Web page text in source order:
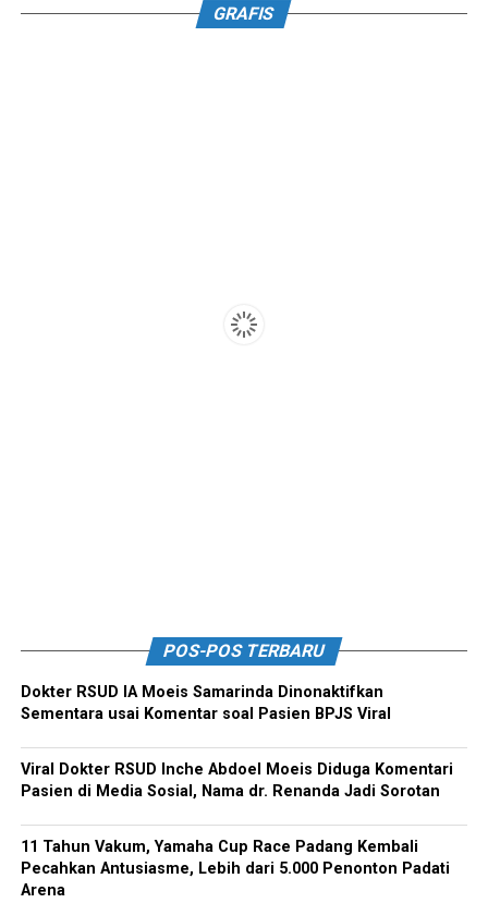
GRAFIS
POS-POS TERBARU
Dokter RSUD IA Moeis Samarinda Dinonaktifkan
Sementara usai Komentar soal Pasien BPJS Viral
Viral Dokter RSUD Inche Abdoel Moeis Diduga Komentari
Pasien di Media Sosial, Nama dr. Renanda Jadi Sorotan
11 Tahun Vakum, Yamaha Cup Race Padang Kembali
Pecahkan Antusiasme, Lebih dari 5.000 Penonton Padati
Arena